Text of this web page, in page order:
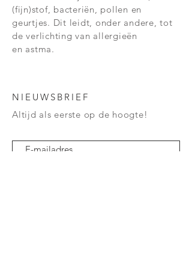
Fitting PLT
Lengte
(fijn)stof, bacteriën, pollen en
geurtjes. Dit leidt, onder andere, tot
de verlichting van allergieën
en astma.
NIEUWSBRIEF
Altijd als eerste op de hoogte!